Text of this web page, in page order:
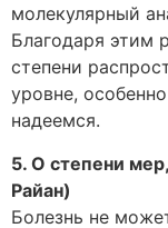
молекулярный
Благодаря этим
степени
уровне,
надеемся.
5. О степени
Райан)
Болезнь не